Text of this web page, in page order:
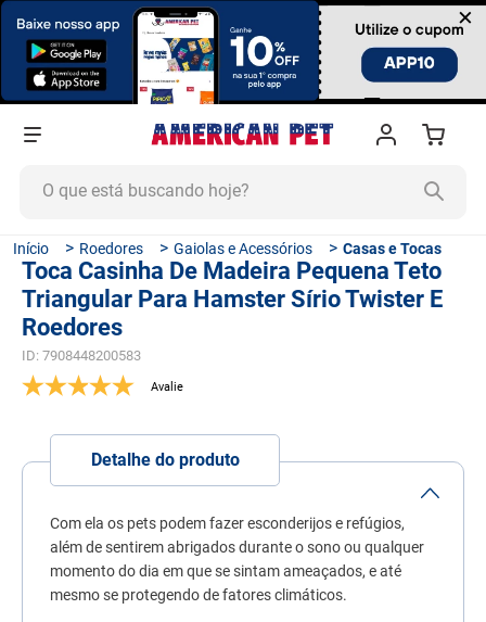
×
Roedores Gaiolas e Acessórios Casas e Tocas
Toca Casinha De Madeira Pequena Teto
Triangular Para Hamster Sírio Twister E
Roedores
ID: 7908448200583
Detalhe do produto
Com ela os pets podem fazer esconderijos e refúgios,
além de sentirem abrigados durante o sono ou qualquer
momento do dia em que se sintam ameaçados, e até
mesmo se protegendo de fatores climáticos.
TERMOS MAIS BUSCADOS
1º
ração cachorro
2º
ração gato
fórmula natural
8º
ração úmida
9º
sachê gato